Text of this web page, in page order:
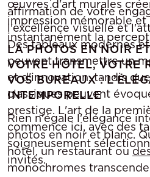
œuvres d'art murales
impression mémorable
instantanément la
affirmation de votre
l'excellence visuelle et
Des tableaux modernes
peuvent transmettre un
et d'innovation, tandis
classiques peuvent
prestige. L'art de la
commence ici, avec des
soigneusement
invités.
LA PHOTOS EN NOIR
VOTRE HÔTEL, VOTRE
VOS BUREAUX :
INTEMPORELLE
Rien n'égale l'élégance
photos en noir et blanc.
hôtel, un restaurant ou
monochromes